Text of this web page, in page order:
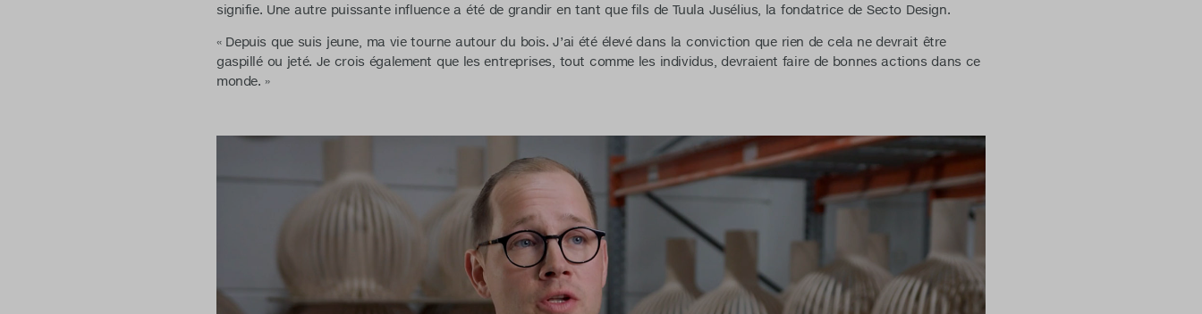
signifie. Une autre puissante influence a été de grandir en tant que fils de Tuula Jusélius, la fondatrice de Secto Design.
« Depuis que suis jeune, ma vie tourne autour du bois. J’ai été élevé dans la conviction que rien de cela ne devrait être
gaspillé ou jeté. Je crois également que les entreprises, tout comme les individus, devraient faire de bonnes actions dans ce
monde. »